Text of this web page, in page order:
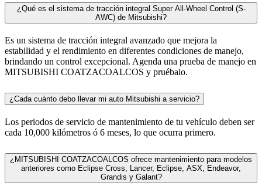
¿Qué es el sistema de tracción integral Super All-Wheel Control (S-
AWC) de Mitsubishi?
Es un sistema de tracción integral avanzado que mejora la
estabilidad y el rendimiento en diferentes condiciones de manejo,
brindando un control excepcional. Agenda una prueba de manejo en
MITSUBISHI COATZACOALCOS y pruébalo.
¿Cada cuánto debo llevar mi auto Mitsubishi a servicio?
Los periodos de servicio de mantenimiento de tu vehículo deben ser
cada 10,000 kilómetros ó 6 meses, lo que ocurra primero.
¿MITSUBISHI COATZACOALCOS ofrece mantenimiento para modelos
anteriores como Eclipse Cross, Lancer, Eclipse, ASX, Endeavor,
Grandis y Galant?